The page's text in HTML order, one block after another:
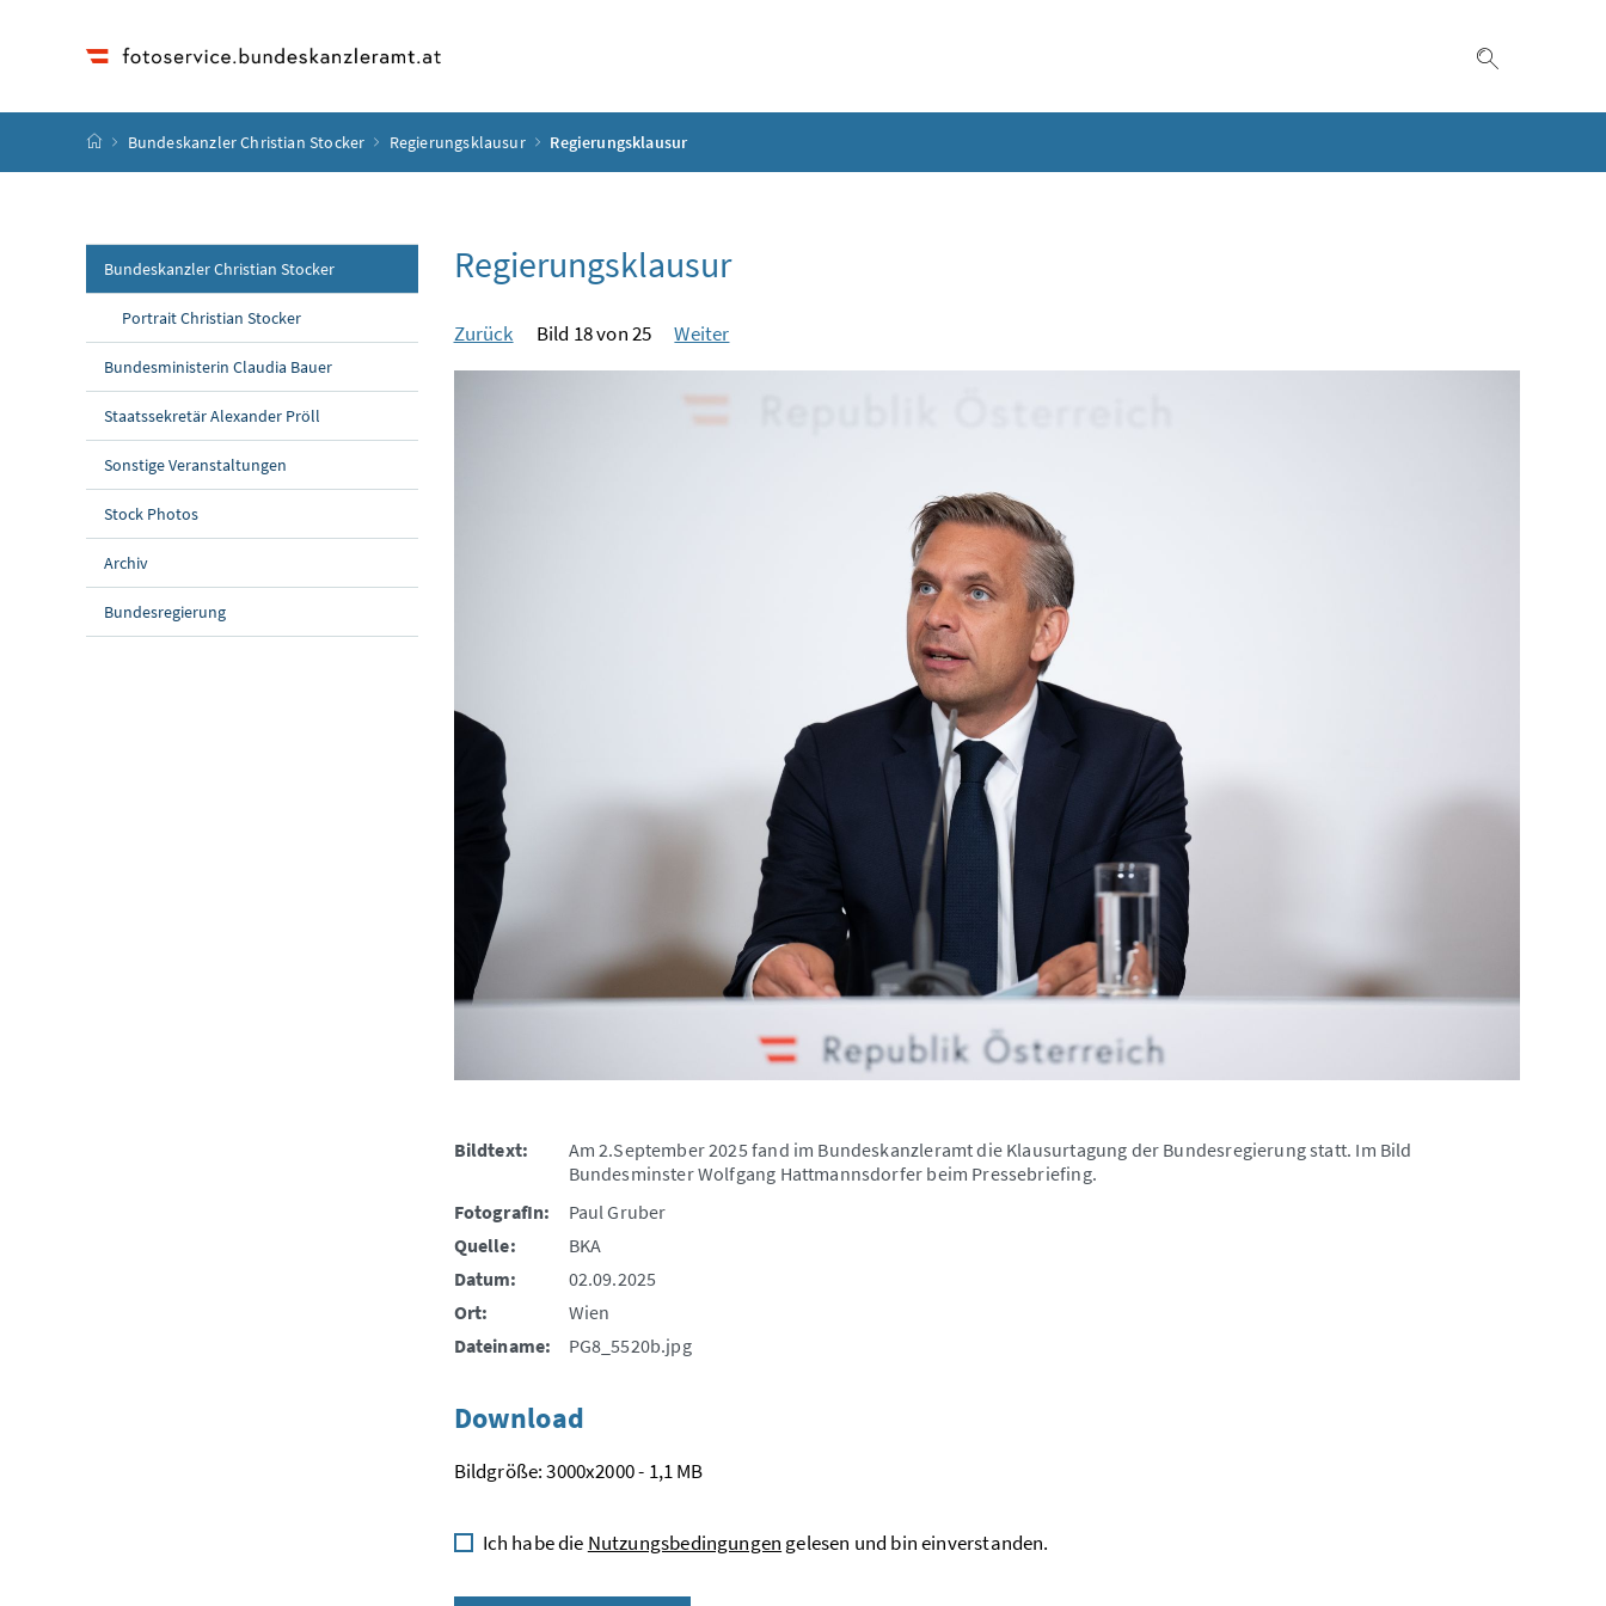
Startseite
Bundeskanzler Christian Stocker Regierungsklausur Regierungsklausur
Bundeskanzler Christian Stocker
Portrait Christian Stocker
Bundesministerin Claudia Bauer
Staatssekretär Alexander Pröll
Sonstige Veranstaltungen
Stock Photos
Archiv
Bundesregierung
Regierungsklausur
Zurück Bild 18 von 25 Weiter
Bildtext:
Am 2.September 2025 fand im Bundeskanzleramt die Klausurtagung der Bundesregierung statt. Im Bild
Bundesminster Wolfgang Hattmannsdorfer beim Pressebriefing.
FotografIn:
Paul Gruber
Quelle:
BKA
Datum:
02.09.2025
Ort:
Wien
Dateiname:
PG8_5520b.jpg
Download
Bildgröße: 3000x2000 - 1,1 MB
Ich habe die Nutzungsbedingungen gelesen und bin einverstanden.